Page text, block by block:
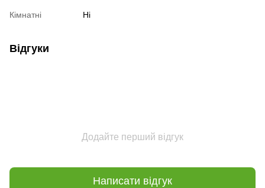
Кімнатні Ні
Відгуки
Додайте перший відгук
Написати відгук